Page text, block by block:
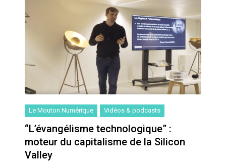
Le Mouton Numérique Vidéos & podcasts
“L’évangélisme technologique” :
moteur du capitalisme de la Silicon
Valley